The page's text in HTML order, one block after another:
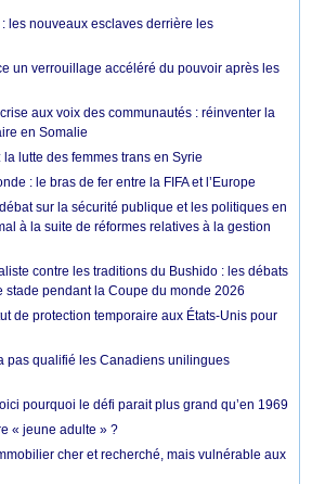
les nouveaux esclaves derrière les
un verrouillage accéléré du pouvoir après les
aux voix des communautés : réinventer la
en Somalie
lutte des femmes trans en Syrie
: le bras de fer entre la FIFA et l’Europe
sur la sécurité publique et les politiques en
à la suite de réformes relatives à la gestion
contre les traditions du Bushido : les débats
stade pendant la Coupe du monde 2026
de protection temporaire aux États-Unis pour
pas qualifié les Canadiens unilingues
pourquoi le défi parait plus grand qu’en 1969
« jeune adulte » ?
cher et recherché, mais vulnérable aux